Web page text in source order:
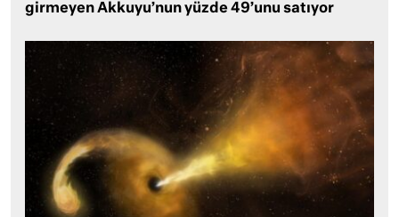
girmeyen Akkuyu’nun yüzde 49’unu satıyor